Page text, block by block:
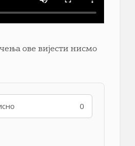
ове вијести нисмо
0